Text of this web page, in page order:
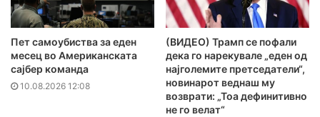
Пет самоубиства за еден
месец во Американската
сајбер команда
10.08.2026 12:08
(ВИДЕО) Трамп се пофали
дека го нарекувале „еден од
најголемите претседатели“,
новинарот веднаш му
возврати: „Тоа дефинитивно
не го велат“